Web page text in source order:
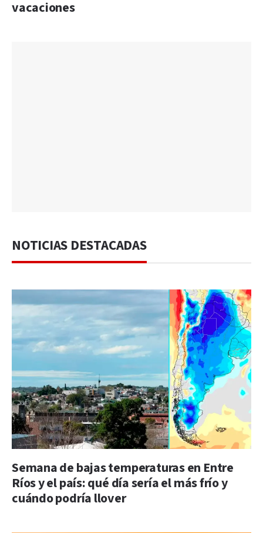
vacaciones
NOTICIAS DESTACADAS
Semana de bajas temperaturas en Entre
Ríos y el país: qué día sería el más frío y
cuándo podría llover